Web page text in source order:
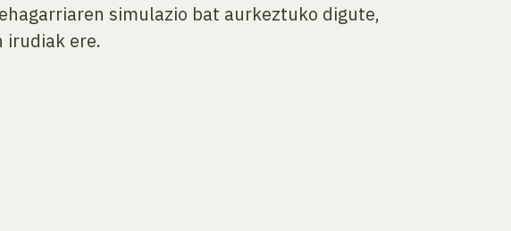
simulazio bat aurkeztuko digute,
irudiak ere.